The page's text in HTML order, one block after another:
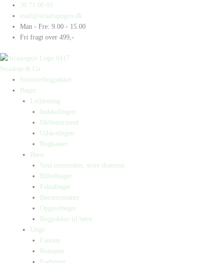
indholdet
30 71 00 03
mail@straarupogco.dk
Man - Fre: 9.00 - 15.00
Fri fragt over 499,-
Straarup & Co
Sommerbogpakker
Bøger
Letlæsning
Indskolingen
Mellemtrinnet
Udskolingen
Bogkasser
Børn
Små mennesker, store drømme
Billedbøger
Faktabøger
Børneromaner
Opgavebøger
Bogpakker til børn
Unge
Fantasy
Romaner
Products
search
Products
search